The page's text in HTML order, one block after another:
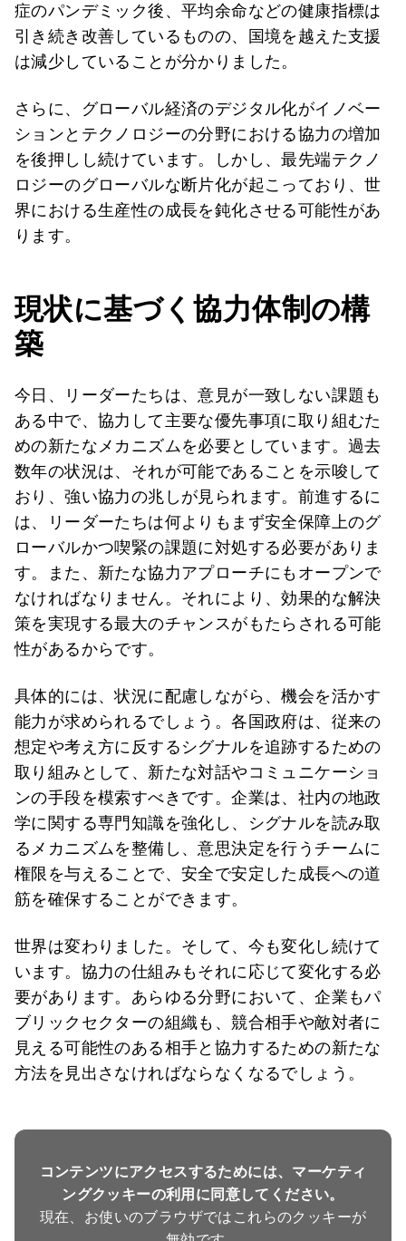
症のパンデミック後、平均余命などの健康指標は
引き続き改善しているものの、国境を越えた支援
は減少していることが分かりました。
さらに、グローバル経済のデジタル化がイノベー
ションとテクノロジーの分野における協力の増加
を後押しし続けています。しかし、最先端テクノ
ロジーのグローバルな断片化が起こっており、世
界における生産性の成長を鈍化させる可能性があ
ります。
現状に基づく協力体制の構
築
今日、リーダーたちは、意見が一致しない課題も
ある中で、協力して主要な優先事項に取り組むた
めの新たなメカニズムを必要としています。過去
数年の状況は、それが可能であることを示唆して
おり、強い協力の兆しが見られます。前進するに
は、リーダーたちは何よりもまず安全保障上のグ
ローバルかつ喫緊の課題に対処する必要がありま
す。また、新たな協力アプローチにもオープンで
なければなりません。それにより、効果的な解決
策を実現する最大のチャンスがもたらされる可能
性があるからです。
具体的には、状況に配慮しながら、機会を活かす
能力が求められるでしょう。各国政府は、従来の
想定や考え方に反するシグナルを追跡するための
取り組みとして、新たな対話やコミュニケーショ
ンの手段を模索すべきです。企業は、社内の地政
学に関する専門知識を強化し、シグナルを読み取
るメカニズムを整備し、意思決定を行うチームに
権限を与えることで、安全で安定した成長への道
筋を確保することができます。
世界は変わりました。そして、今も変化し続けて
います。協力の仕組みもそれに応じて変化する必
要があります。あらゆる分野において、企業もパ
ブリックセクターの組織も、競合相手や敵対者に
見える可能性のある相手と協力するための新たな
方法を見出さなければならなくなるでしょう。
コンテンツにアクセスするためには、マーケティ
ングクッキーの利用に同意してください。
現在、お使いのブラウザではこれらのクッキーが